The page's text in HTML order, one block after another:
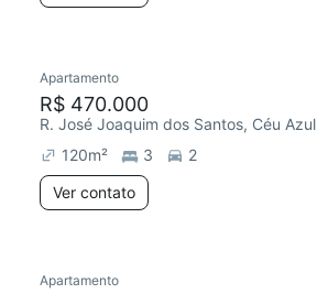
Apartamento
R$ 470.000
R. José Joaquim dos Santos, Céu Azul
120m² 3
2
Ver contato
Apartamento